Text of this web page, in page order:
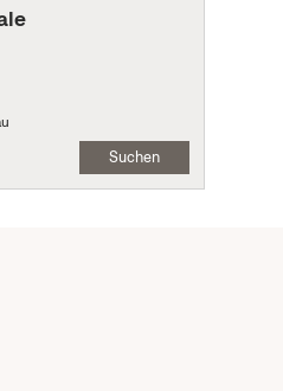
Suchen